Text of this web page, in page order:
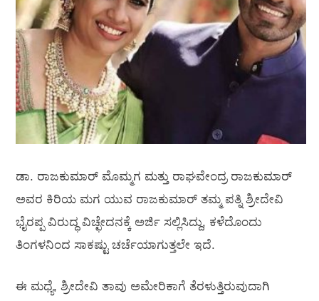
ಡಾ. ರಾಜಕುಮಾರ್ ಮೊಮ್ಮಗ ಮತ್ತು ರಾಘವೇಂದ್ರ ರಾಜಕುಮಾರ್
ಅವರ ಕಿರಿಯ ಮಗ ಯುವ ರಾಜಕುಮಾರ್‍ ತಮ್ಮ ಪತ್ನಿ ಶ್ರೀದೇವಿ
ಭೈರಪ್ಪ ವಿರುದ್ಧ ವಿಚ್ಛೇದನಕ್ಕೆ ಅರ್ಜಿ ಸಲ್ಲಿಸಿದ್ದು, ಕಳೆದೊಂದು
ತಿಂಗಳನಿಂದ ಸಾಕಷ್ಟು ಚರ್ಚೆಯಾಗುತ್ತಲೇ ಇದೆ.
ಈ ಮಧ್ಯೆ, ಶ್ರೀದೇವಿ ತಾವು ಅಮೇರಿಕಾಗೆ ತೆರಳುತ್ತಿರುವುದಾಗಿ